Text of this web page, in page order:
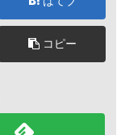
コピー